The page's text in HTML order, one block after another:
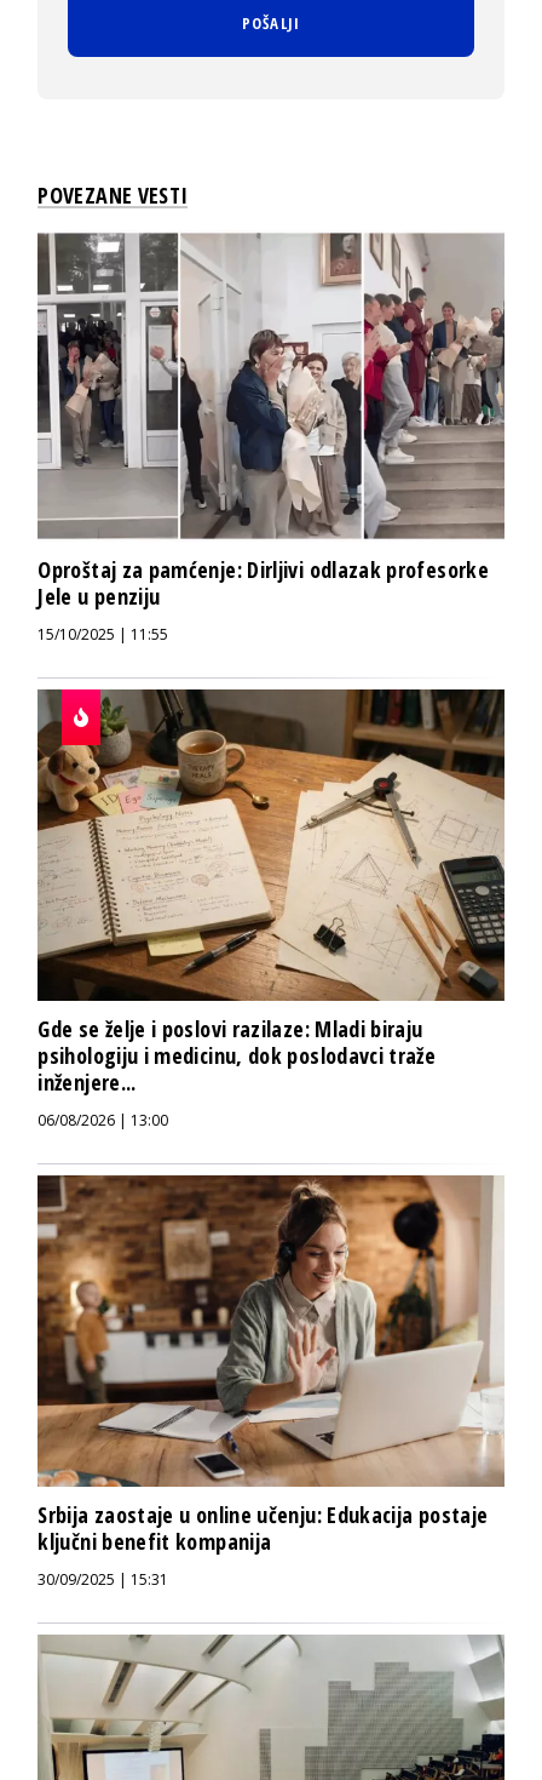
POVEZANE VESTI
Oproštaj za pamćenje: Dirljivi odlazak profesorke
Jele u penziju
15/10/2025 | 11:55
Gde se želje i poslovi razilaze: Mladi biraju
psihologiju i medicinu, dok poslodavci traže
inženjere...
06/08/2026 | 13:00
Srbija zaostaje u online učenju: Edukacija postaje
ključni benefit kompanija
30/09/2025 | 15:31